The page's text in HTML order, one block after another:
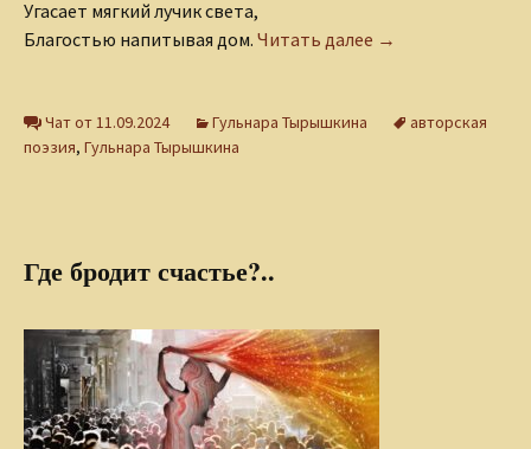
Угасает мягкий лучик света,
Благостью напитывая дом. Читать далее Вечер
→
Чат от 11.09.2024 Гульнара Тырышкина
авторская
поэзия, Гульнара Тырышкина
Где бродит счастье?..